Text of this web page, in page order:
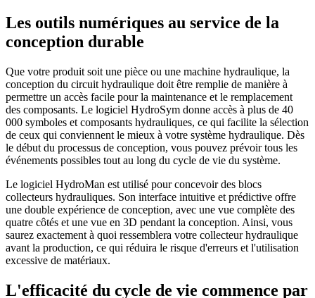
Les outils numériques au service de la
conception durable
Que votre produit soit une pièce ou une machine hydraulique, la
conception du circuit hydraulique doit être remplie de manière à
permettre un accès facile pour la maintenance et le remplacement
des composants. Le logiciel HydroSym donne accès à plus de 40
000 symboles et composants hydrauliques, ce qui facilite la sélection
de ceux qui conviennent le mieux à votre système hydraulique. Dès
le début du processus de conception, vous pouvez prévoir tous les
événements possibles tout au long du cycle de vie du système.
Le logiciel HydroMan est utilisé pour concevoir des blocs
collecteurs hydrauliques. Son interface intuitive et prédictive offre
une double expérience de conception, avec une vue complète des
quatre côtés et une vue en 3D pendant la conception. Ainsi, vous
saurez exactement à quoi ressemblera votre collecteur hydraulique
avant la production, ce qui réduira le risque d'erreurs et l'utilisation
excessive de matériaux.
L'efficacité du cycle de vie commence par